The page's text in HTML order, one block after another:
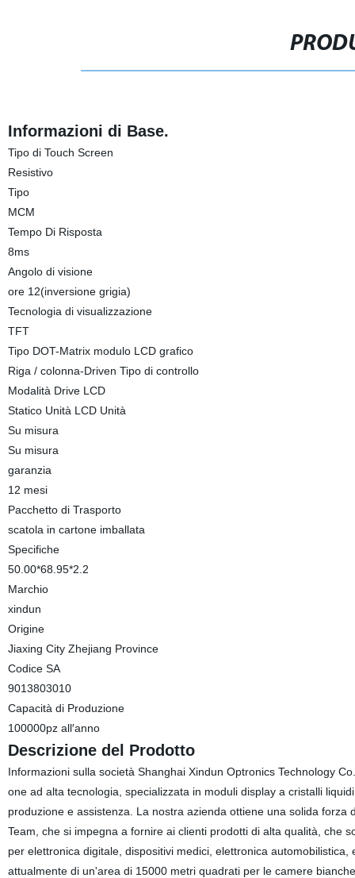
Informazioni di Base.
Tipo di Touch Screen
Resistivo
Tipo
MCM
Tempo Di Risposta
8ms
Angolo di visione
ore 12(inversione grigia)
Tecnologia di visualizzazione
TFT
Tipo DOT-Matrix modulo LCD grafico
Riga / colonna-Driven Tipo di controllo
Modalità Drive LCD
Statico Unità LCD Unità
Su misura
Su misura
garanzia
12 mesi
Pacchetto di Trasporto
scatola in cartone imballata
Specifiche
50.00*68.95*2.2
Marchio
xindun
Origine
Jiaxing City Zhejiang Province
Codice SA
9013803010
Capacità di Produzione
100000pz all′anno
Descrizione del Prodotto
Informazioni sulla società Shanghai Xindun Optronics Technology
one ad alta tecnologia, specializzata in moduli display a cristalli
produzione e assistenza. La nostra azienda ottiene una solida
Team, che si impegna a fornire ai clienti prodotti di alta qualità, che
per elettronica digitale, dispositivi medici, elettronica
attualmente di un'area di 15000 metri quadrati per le camere